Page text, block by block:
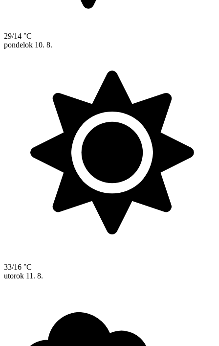
29/14 °C
pondelok 10. 8.
33/16 °C
utorok 11. 8.